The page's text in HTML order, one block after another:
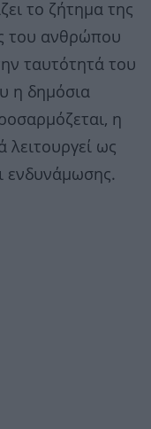
το ζήτημα της
του ανθρώπου
ταυτότητά του
η δημόσια
η
λειτουργεί ως
ενδυνάμωσης.